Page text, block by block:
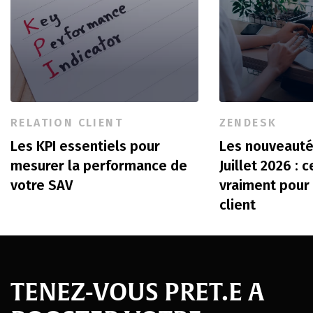
RELATION CLIENT
Les KPI essentiels pour
mesurer la performance de
votre SAV
ZENDESK
Les
Juillet 2026 :
vraiment
client
TENEZ-VOUS PRET.E A